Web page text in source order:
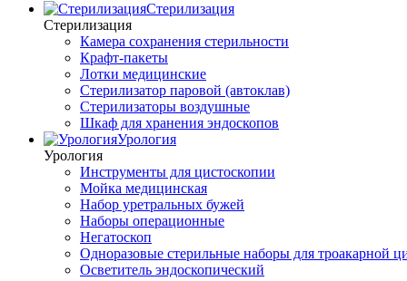
Стерилизация
Стерилизация
Камера сохранения стерильности
Крафт-пакеты
Лотки медицинские
Стерилизатор паровой (автоклав)
Стерилизаторы воздушные
Шкаф для хранения эндоскопов
Урология
Урология
Инструменты для цистоскопии
Мойка медицинская
Набор уретральных бужей
Наборы операционные
Негатоскоп
Одноразовые стерильные наборы для троакарной
Осветитель эндоскопический